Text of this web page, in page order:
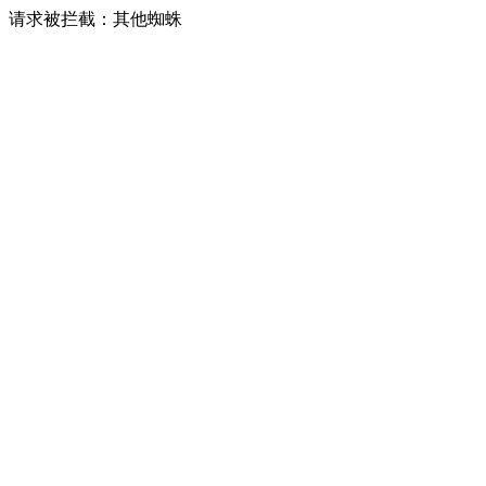
请求被拦截：其他蜘蛛